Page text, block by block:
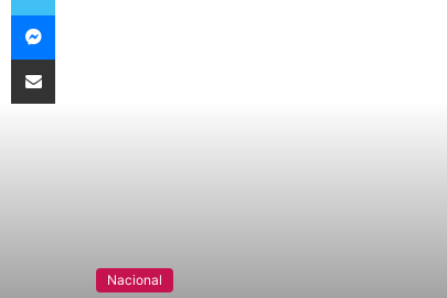
Nacional
Messenger
Compartir vía Email